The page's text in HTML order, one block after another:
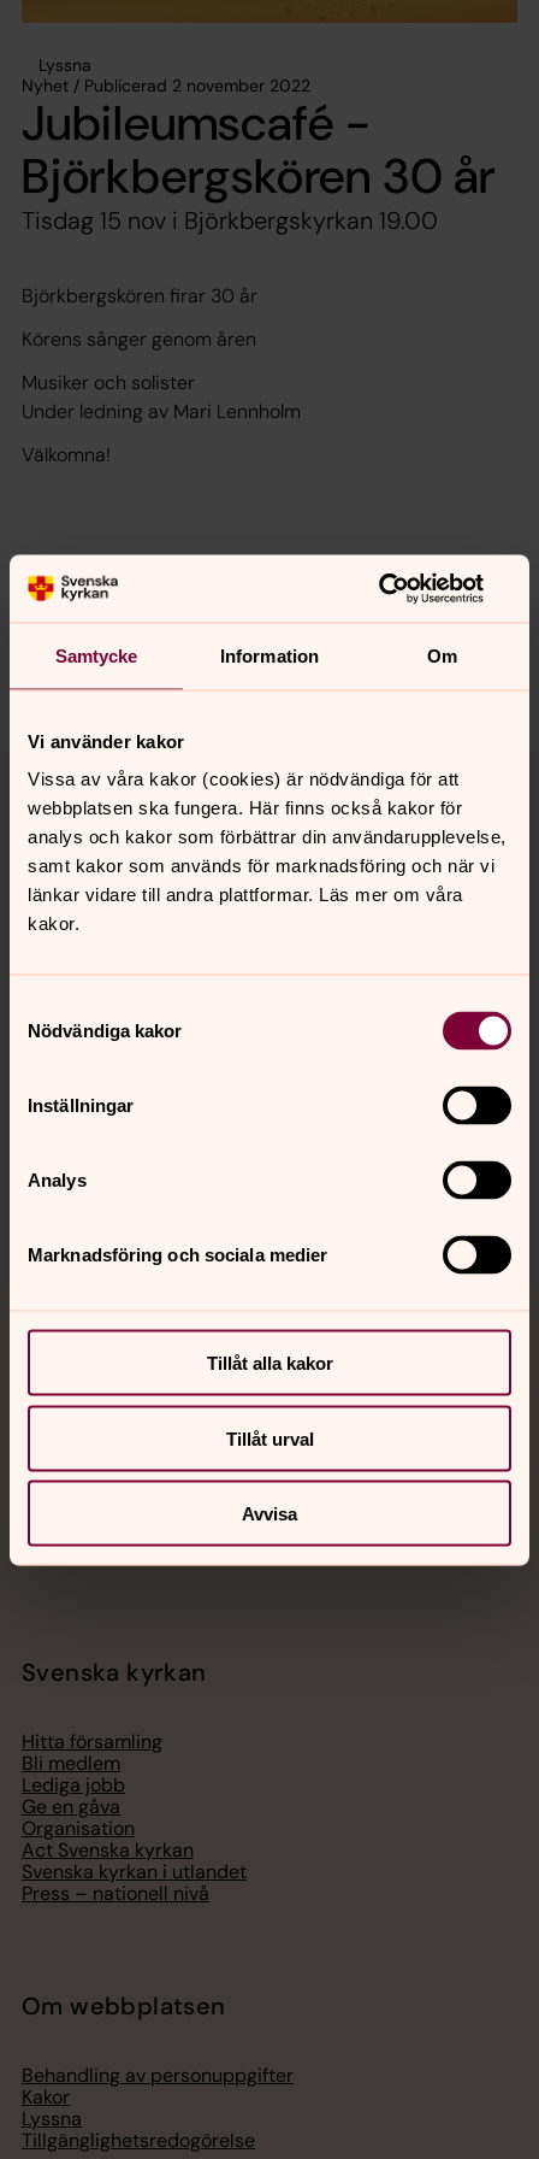
Samtycke Information Om
Vi använder kakor
Vissa av våra kakor (cookies) är nödvändiga för att
webbplatsen ska fungera. Här finns också kakor för
analys och kakor som förbättrar din användarupplevelse,
samt kakor som används för marknadsföring och när vi
länkar vidare till andra plattformar. Läs mer om våra
kakor.
Nödvändiga kakor
Inställningar
Analys
Marknadsföring och sociala medier
Tillåt alla kakor
Tillåt urval
Avvisa
Lyssna
Nyhet / Publicerad 2 november 2022
Jubileumscafé -
Björkbergskören 30 år
Tisdag 15 nov i Björkbergskyrkan 19.00
Björkbergskören firar 30 år
Körens sånger genom åren
Musiker och solister
Under ledning av Mari Lennholm
Välkomna!
Synpunkter eller frågor på sidans
innehåll?
hudiksvallsbygdens.forsamling@svenskakyrkan.se
Dela
Kontakt
Kalender
Akut samtals- och krisstöd. Prata eller chatta anonymt
med en präst på kvällar och nätter.
Telefon 112
Svenska kyrkan
Hitta församling
Bli medlem
Lediga jobb
Ge en gåva
Organisation
Act Svenska kyrkan
Svenska kyrkan i utlandet
Press – nationell nivå
Om webbplatsen
Behandling av personuppgifter
Kakor
Lyssna
Tillgänglighetsredogörelse